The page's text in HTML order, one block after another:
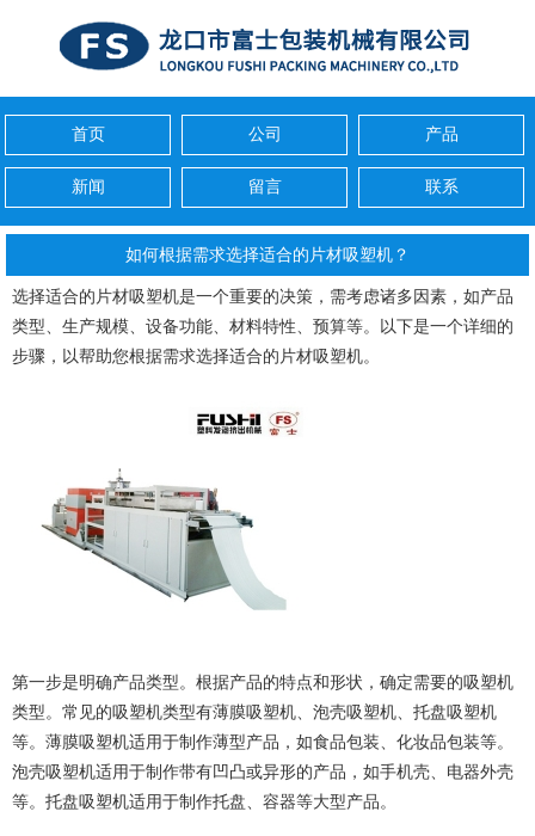
首页 公司 产品
新闻 留言 联系
如何根据需求选择适合的片材吸塑机？
选择适合的片材吸塑机是一个重要的决策，需考虑诸多因素，如产品
类型、生产规模、设备功能、材料特性、预算等。以下是一个详细的
步骤，以帮助您根据需求选择适合的片材吸塑机。
第一步是明确产品类型。根据产品的特点和形状，确定需要的吸塑机
类型。常见的吸塑机类型有薄膜吸塑机、泡壳吸塑机、托盘吸塑机
等。薄膜吸塑机适用于制作薄型产品，如食品包装、化妆品包装等。
泡壳吸塑机适用于制作带有凹凸或异形的产品，如手机壳、电器外壳
等。托盘吸塑机适用于制作托盘、容器等大型产品。